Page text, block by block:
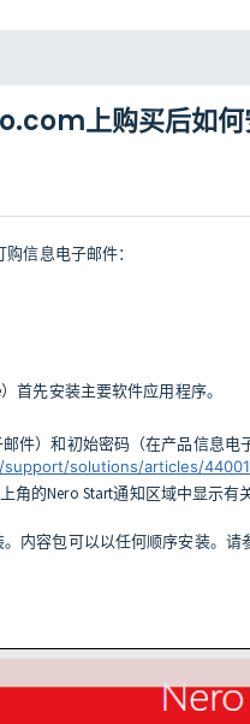
上购买后如何
信息电子邮件：
首先安装主要软件应用程序。
子邮件）和初始密码（在产
solutions/articles/
角的Nero Start通知区域中显
内容包可以以任何顺序安装